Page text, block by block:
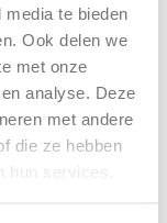
te bieden
Ook delen we
met onze
analyse. Deze
met andere
die ze hebben
hun services.
van het succes
unieke
dat jouw
manier wordt
helpt
optimaal te